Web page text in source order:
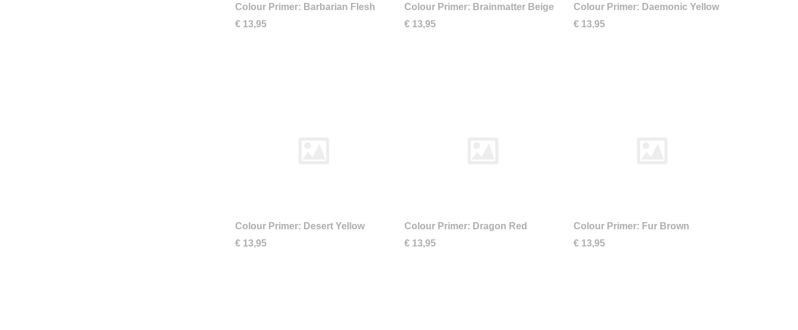
Colour Primer: Barbarian Flesh
€ 13,95
Colour Primer: Brainmatter Beige
€ 13,95
Colour Primer: Daemonic Yellow
€ 13,95
Colour Primer: Desert Yellow
€ 13,95
Colour Primer: Dragon Red
€ 13,95
Colour Primer: Fur Brown
€ 13,95